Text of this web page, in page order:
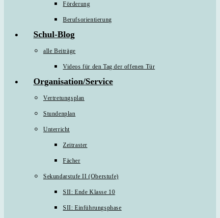
Förderung
Berufsorientierung
Schul-Blog
alle Beiträge
Videos für den Tag der offenen Tür
Organisation/Service
Vertretungsplan
Stundenplan
Unterricht
Zeitraster
Fächer
Sekundarstufe II (Oberstufe)
SII: Ende Klasse 10
SII: Einführungsphase